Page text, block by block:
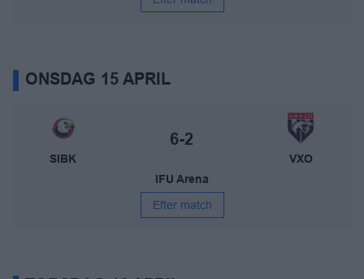
ONSDAG 15 APRIL
Storvreta IBK – Växjö Vipers
SIBK
Slutresultat:
6-2
VXO
IFU Arena
Efter match